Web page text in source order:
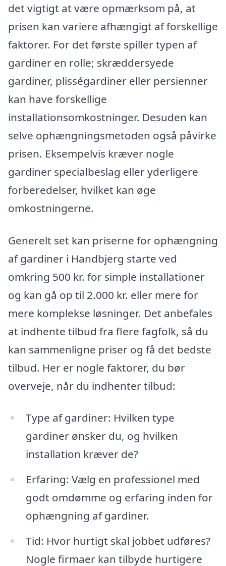
det vigtigt at være opmærksom på, at
prisen kan variere afhængigt af forskellige
faktorer. For det første spiller typen af
gardiner en rolle; skræddersyede
gardiner, plisségardiner eller persienner
kan have forskellige
installationsomkostninger. Desuden kan
selve ophængningsmetoden også påvirke
prisen. Eksempelvis kræver nogle
gardiner specialbeslag eller yderligere
forberedelser, hvilket kan øge
omkostningerne.
Generelt set kan priserne for ophængning
af gardiner i Handbjerg starte ved
omkring 500 kr. for simple installationer
og kan gå op til 2.000 kr. eller mere for
mere komplekse løsninger. Det anbefales
at indhente tilbud fra flere fagfolk, så du
kan sammenligne priser og få det bedste
tilbud. Her er nogle faktorer, du bør
overveje, når du indhenter tilbud:
Type af gardiner: Hvilken type
gardiner ønsker du, og hvilken
installation kræver de?
Erfaring: Vælg en professionel med
godt omdømme og erfaring inden for
ophængning af gardiner.
Tid: Hvor hurtigt skal jobbet udføres?
Nogle firmaer kan tilbyde hurtigere